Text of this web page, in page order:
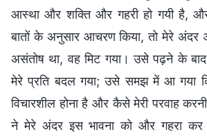
आस्था और शक्ति और गहरी हो गयी है,
बातों के अनुसार आचरण किया, तो मेरे अंदर
असंतोष था, वह मिट गया। उसे पढ़ने के बाद
मेरे प्रति बदल गया; उसे समझ में आ गया
विचारशील होना है और कैसे मेरी परवाह
ने मेरे अंदर इस भावना को और गहरा कर